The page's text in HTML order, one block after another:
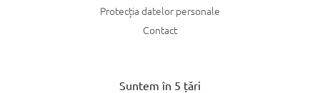
Protecția datelor personale
Contact
Suntem în 5 țări